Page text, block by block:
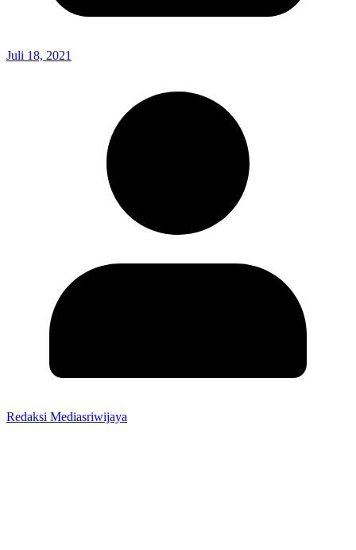
Juli 18, 2021
Redaksi Mediasriwijaya